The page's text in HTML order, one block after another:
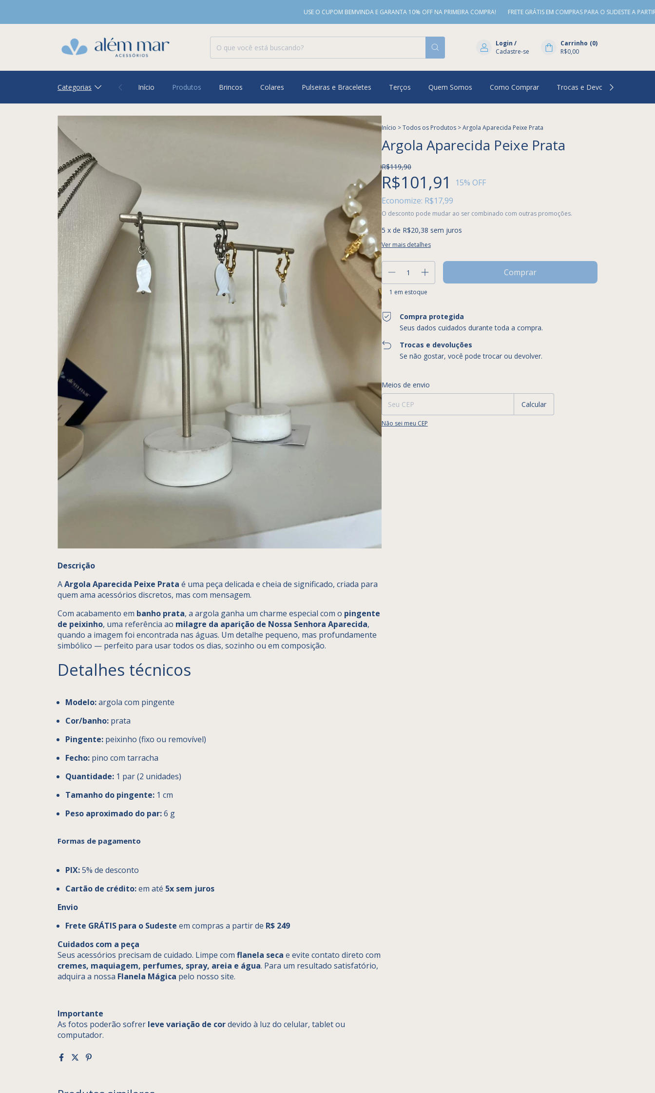
USE O CUPOM BEMVINDA E GARANTA 10% OFF NA PRIMEIRA COMPRA! FRETE GRÁTIS EM COMPRAS PARA O SUDESTE A PARTIR DE
Login /
Cadastre-se
Carrinho (0)
R$0,00
Categorias Início Produtos Brincos Colares Pulseiras e Braceletes Terços Quem Somos Como Comprar Trocas e Devoluções
Início >Todos os Produtos >Argola Aparecida Peixe Prata
Argola Aparecida Peixe Prata
R$119,90
R$101,91 15% OFF
Economize: R$17,99
O desconto pode mudar ao ser combinado com outras promoções.
5 x de R$20,38 sem juros
Ver mais detalhes
1 em estoque
Compra protegida
Seus dados cuidados durante toda a compra.
Trocas e devoluções
Se não gostar, você pode trocar ou devolver.
Entregas para o CEP:
Meios de envio
Calcular
Não sei meu CEP
Descrição
AArgola Aparecida Peixe Prata é uma peça delicada e cheia de significado, criada para
quem ama acessórios discretos, mas com mensagem.
Com acabamento em banho prata, a argola ganha um charme especial com o pingente
de peixinho, uma referência ao milagre da aparição de Nossa Senhora Aparecida,
quando a imagem foi encontrada nas águas. Um detalhe pequeno, mas profundamente
simbólico — perfeito para usar todos os dias, sozinho ou em composição.
Detalhes técnicos
Modelo:argola com pingente
Cor/banho: prata
Pingente: peixinho (fixo ou removível)
Fecho: pino com tarracha
Quantidade: 1 par (2 unidades)
Tamanho do pingente: 1 cm
Peso aproximado do par:6 g
Formas de pagamento
PIX:5% de desconto
Cartão de crédito:em até 5x sem juros
Envio
Frete GRÁTIS para o Sudeste em compras a partir de R$ 249
Cuidados com a peça
Seus acessórios precisam de cuidado. Limpe com flanela seca e evite contato direto com
cremes, maquiagem, perfumes, spray, areia e água. Para um resultado satisfatório,
adquira a nossa Flanela Mágica pelo nosso site.
Importante
As fotos poderão sofrer leve variação de cordevido à luz do celular, tablet ou
computador.